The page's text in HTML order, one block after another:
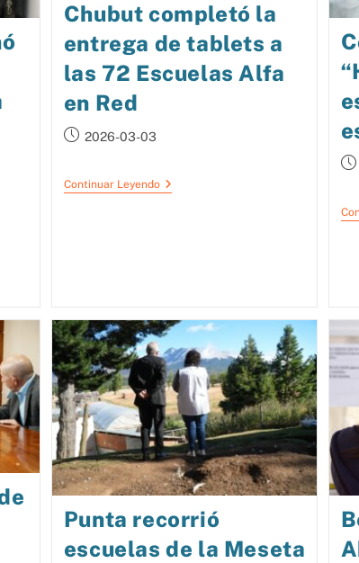
Chubut completó la
entrega de tablets a
las 72 Escuelas Alfa
en Red
2026-03-03
Continuar Leyendo
Punta recorrió
escuelas de la Meseta